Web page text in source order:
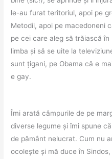
le-au furat teritoriul, apoi pe
Metodii, apoi pe macedoneni
pe cei care aleg să trăiască
limba și să se uite la
sunt țigani, pe Obama că e
e gay.
Îmi arată câmpurile de pe
diverse legume și îmi spune
de pământ nelucrat. Cum nu
ocolește și mă duce în